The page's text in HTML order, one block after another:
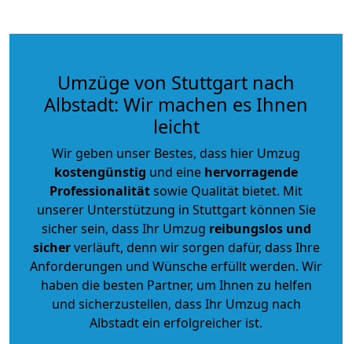
Umzüge von Stuttgart nach
Albstadt: Wir machen es Ihnen
leicht
Wir geben unser Bestes, dass hier Umzug
kostengünstig und eine hervorragende
Professionalitätsowie Qualität bietet. Mit
unserer Unterstützung in Stuttgart können Sie
sicher sein, dass Ihr Umzug reibungslos und
sicherverläuft, denn wir sorgen dafür, dass Ihre
Anforderungen und Wünsche erfüllt werden. Wir
haben die besten Partner, um Ihnen zu helfen
und sicherzustellen, dass Ihr Umzug nach
Albstadt ein erfolgreicher ist.